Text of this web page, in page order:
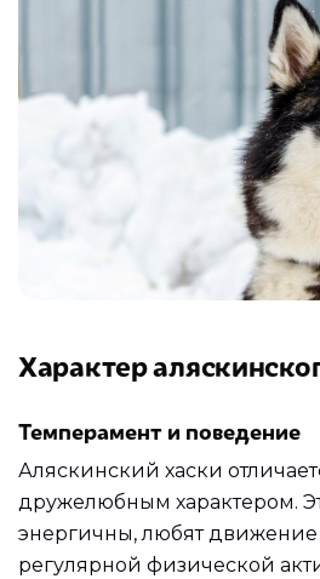
Характер
Темперамент и поведение
Аляскинский хаски
дружелюбным характером.
энергичны, любят
регулярной физической